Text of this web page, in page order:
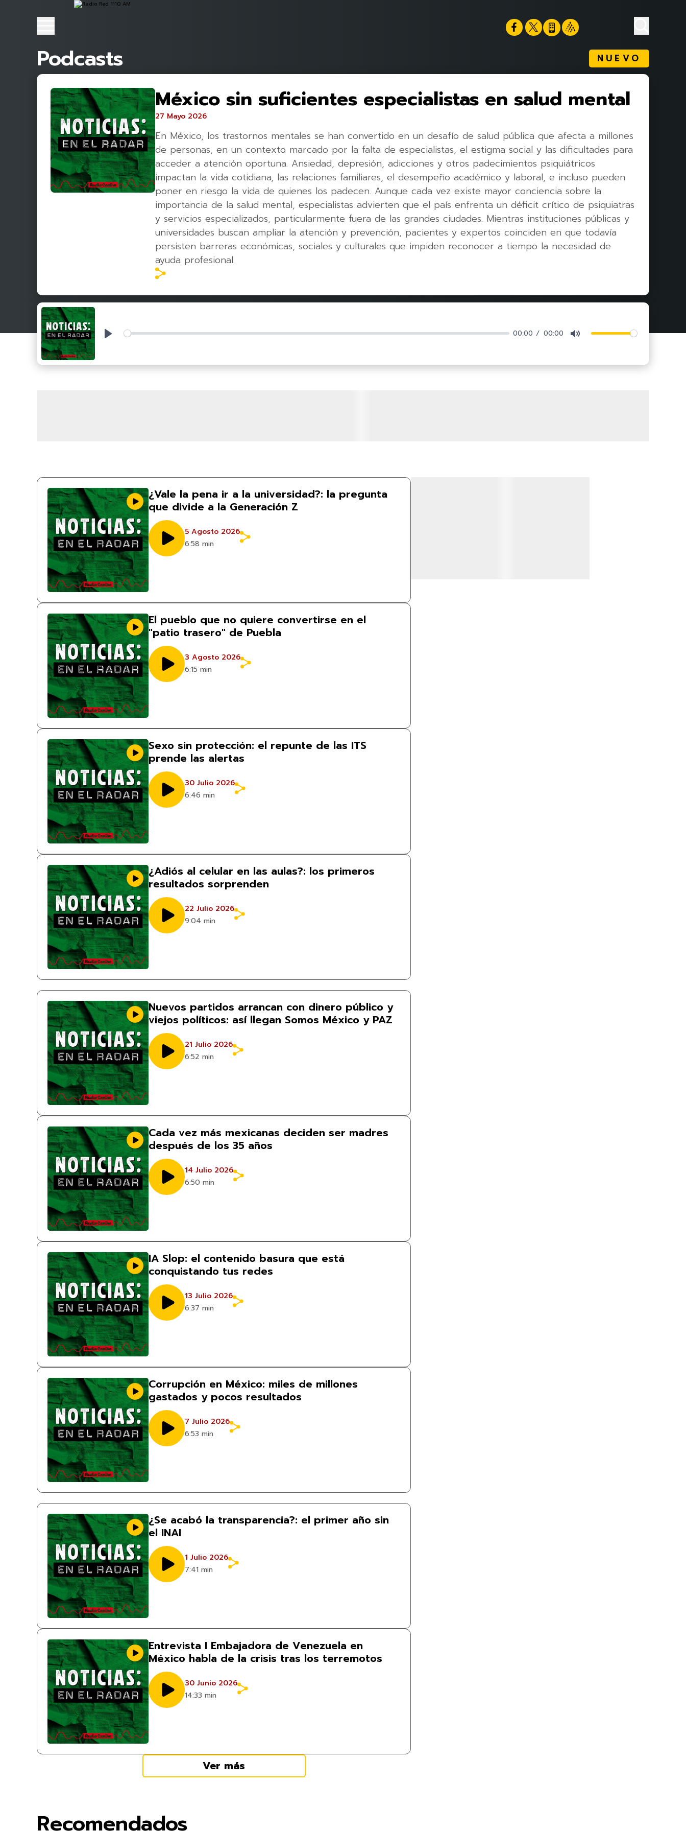
Podcasts NUEVO
México sin suficientes especialistas en salud mental
27 Mayo 2026
En México, los trastornos mentales se han convertido en un desafío de salud pública que afecta a millones
de personas, en un contexto marcado por la falta de especialistas, el estigma social y las dificultades para
acceder a atención oportuna. Ansiedad, depresión, adicciones y otros padecimientos psiquiátricos
impactan la vida cotidiana, las relaciones familiares, el desempeño académico y laboral, e incluso pueden
poner en riesgo la vida de quienes los padecen. Aunque cada vez existe mayor conciencia sobre la
importancia de la salud mental, especialistas advierten que el país enfrenta un déficit crítico de psiquiatras
y servicios especializados, particularmente fuera de las grandes ciudades. Mientras instituciones públicas y
universidades buscan ampliar la atención y prevención, pacientes y expertos coinciden en que todavía
persisten barreras económicas, sociales y culturales que impiden reconocer a tiempo la necesidad de
ayuda profesional.
Play 00:00 00:00 Mute
¿Vale la pena ir a la universidad?: la pregunta
que divide a la Generación Z
5 Agosto 2026
6:58 min
El pueblo que no quiere convertirse en el
"patio trasero" de Puebla
3 Agosto 2026
6:15 min
Sexo sin protección: el repunte de las ITS
prende las alertas
30 Julio 2026
6:46 min
¿Adiós al celular en las aulas?: los primeros
resultados sorprenden
22 Julio 2026
9:04 min
Nuevos partidos arrancan con dinero público y
viejos políticos: así llegan Somos México y PAZ
21 Julio 2026
6:52 min
Cada vez más mexicanas deciden ser madres
después de los 35 años
14 Julio 2026
6:50 min
IA Slop: el contenido basura que está
conquistando tus redes
13 Julio 2026
6:37 min
Corrupción en México: miles de millones
gastados y pocos resultados
7 Julio 2026
6:53 min
¿Se acabó la transparencia?: el primer año sin
el INAI
1 Julio 2026
7:41 min
Entrevista I Embajadora de Venezuela en
México habla de la crisis tras los terremotos
30 Junio 2026
14:33 min
Ver más
Recomendados